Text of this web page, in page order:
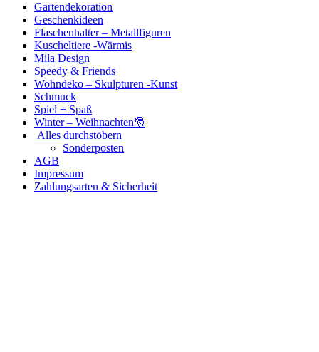
Gartendekoration
Geschenkideen
Flaschenhalter – Metallfiguren
Kuscheltiere -Wärmis
Mila Design
Speedy & Friends
Wohndeko – Skulpturen -Kunst
Schmuck
Spiel + Spaß
Winter – Weihnachten🎅
Alles durchstöbern
Sonderposten
AGB
Impressum
Zahlungsarten & Sicherheit